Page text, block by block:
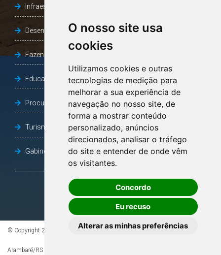
O nosso site usa
cookies
Utilizamos cookies e outras
tecnologias de medição para
melhorar a sua experiência de
navegação no nosso site, de
forma a mostrar conteúdo
personalizado, anúncios
direcionados, analisar o tráfego
do site e entender de onde vêm
os visitantes.
Concordo
Eu recuso
Alterar as minhas preferências
Infraestrutura, Agricultura e Meio Ambiente
Desenvolvimento Social
Fazenda e Desenvolvimento Econômico
Educação
Procuradoria Geral do Município
Turismo, Desporto e Cultura
Gabinete Vice-Prefeito
OUVIDORIA
© Copyright 2026 - Todos os direitos reservados à Prefeitura de
Arambaré/RS